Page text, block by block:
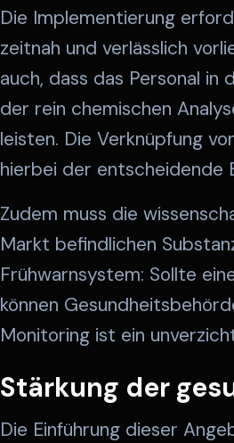
Die Implementierung
zeitnah und verlässlich
auch, dass das Personal
der rein chemischen
leisten. Die Verknüpfung
hierbei der entscheidende
Zudem muss die
Markt befindlichen
Frühwarnsystem: Sollte
können
Monitoring ist ein
Stärkung der
Die Einführung dieser